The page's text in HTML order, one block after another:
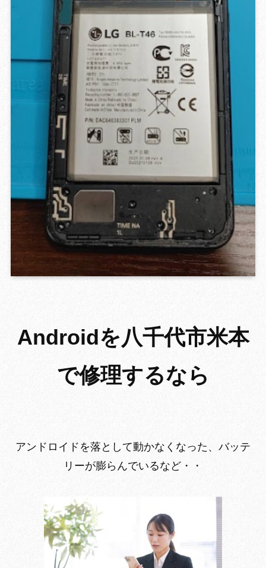
Androidを八千代市米本
で修理するなら
アンドロイドを落として動かなくなった、バッテ
リーが膨らんでいるなど・・